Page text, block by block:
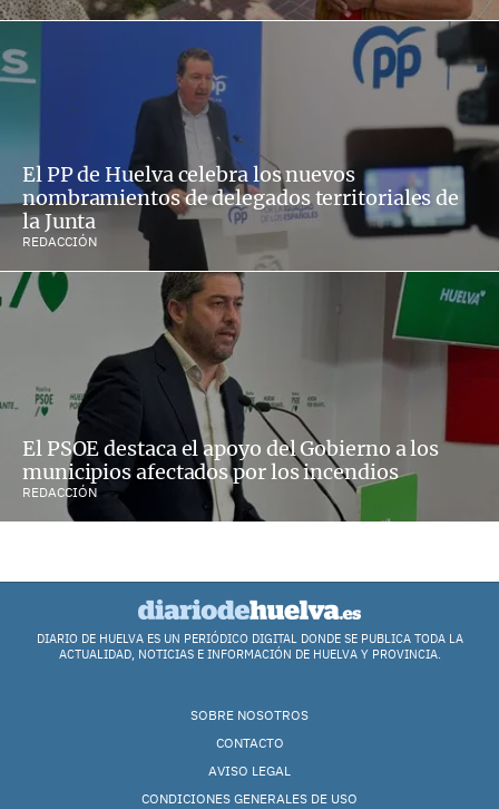
El PP de Huelva celebra los nuevos
nombramientos de delegados territoriales de
la Junta
REDACCIÓN
El PSOE destaca el apoyo del Gobierno a los
municipios afectados por los incendios
REDACCIÓN
DIARIO DE HUELVA ES UN PERIÓDICO DIGITAL DONDE SE PUBLICA TODA LA
ACTUALIDAD, NOTICIAS E INFORMACIÓN DE HUELVA Y PROVINCIA.
SOBRE NOSOTROS
CONTACTO
AVISO LEGAL
CONDICIONES GENERALES DE USO